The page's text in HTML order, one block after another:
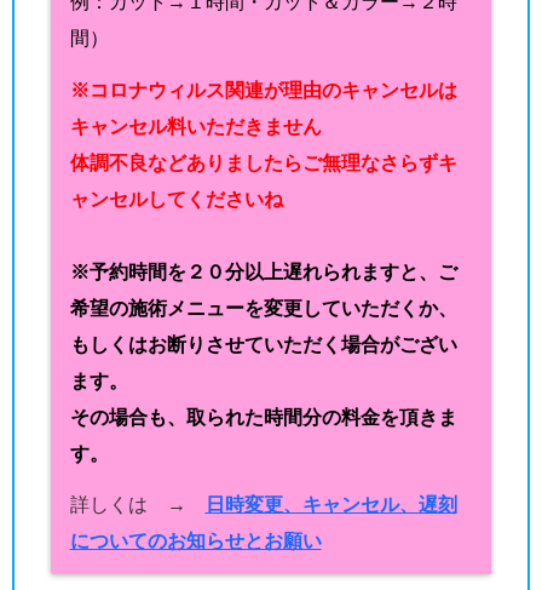
間）
※コロナウィルス関連が理由のキャンセルは
キャンセル料いただきません
体調不良などありましたらご無理なさらずキ
ャンセルしてくださいね
※予約時間を２０分以上遅れられますと、ご
希望の施術メニューを変更していただくか、
もしくはお断りさせていただく場合がござい
ます。
その場合も、取られた時間分の料金を頂きま
す。
詳しくは →
日時変更、キャンセル、遅刻
についてのお知らせとお願い